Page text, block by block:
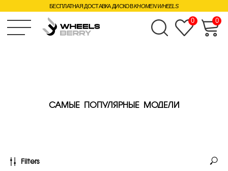
БЕСПЛАТНАЯ ДОСТАВКА ДИСКОВKHOMEN WHEELS
САМЫЕ ПОПУЛЯРНЫЕ МОДЕЛИ
Filters